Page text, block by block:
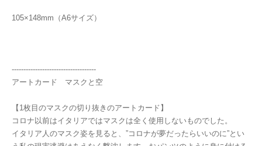
105×148mm（A6サイズ）
------------------------------------
アートカード マスクと空
【1枚目のマスクの切り抜きのアートカード】
コロナ以前はイタリアではマスクは全く使用しないものでした。
イタリア人のマスク姿を見ると、”コロナが夢だったらいいのに”とい